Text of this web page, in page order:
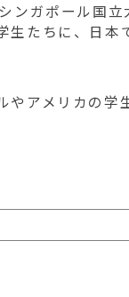
ガポール国立
生たちに、日本
やアメリカの学